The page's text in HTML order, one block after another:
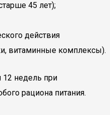
45 лет);
действия
витаминные комплексы).
12 недель при
рациона питания.